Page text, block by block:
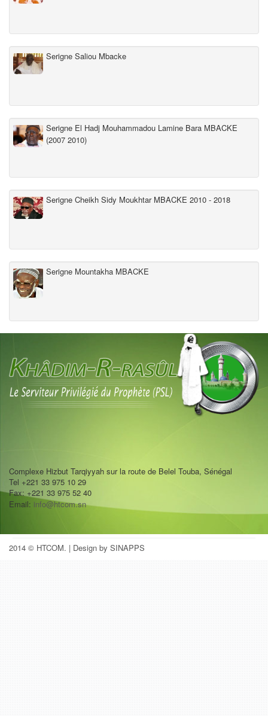
Serigne Saliou Mbacke
Serigne El Hadj Mouhammadou Lamine Bara MBACKE
(2007 2010)
Serigne Cheikh Sidy Moukhtar MBACKE 2010 - 2018
Serigne Mountakha MBACKE
Complexe Hizbut Tarqiyyah sur la route de Belel Touba, Sénégal
Tel +221 33 975 10 29
Fax: +221 33 975 52 40
Email: info@htcom.sn
2014 © HTCOM. | Design by SINAPPS